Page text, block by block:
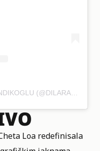
Loa redefinisala